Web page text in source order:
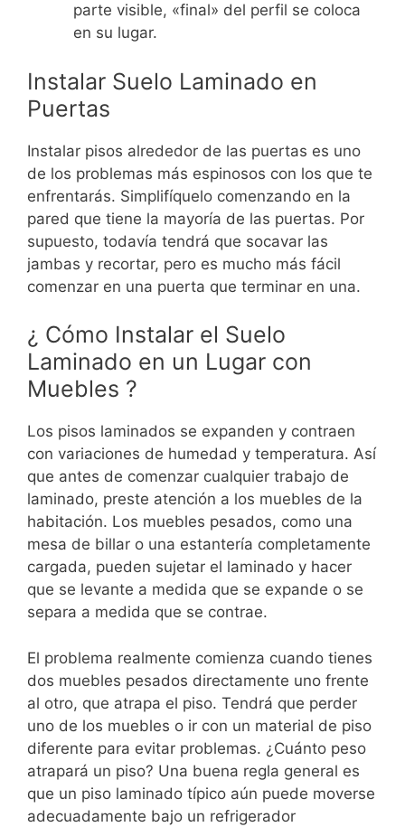
parte visible, «final» del perfil se coloca
en su lugar.
Instalar Suelo Laminado en
Puertas
Instalar pisos alrededor de las puertas es uno
de los problemas más espinosos con los que te
enfrentarás. Simplifíquelo comenzando en la
pared que tiene la mayoría de las puertas. Por
supuesto, todavía tendrá que socavar las
jambas y recortar, pero es mucho más fácil
comenzar en una puerta que terminar en una.
¿ Cómo Instalar el Suelo
Laminado en un Lugar con
Muebles ?
Los pisos laminados se expanden y contraen
con variaciones de humedad y temperatura. Así
que antes de comenzar cualquier trabajo de
laminado, preste atención a los muebles de la
habitación. Los muebles pesados, como una
mesa de billar o una estantería completamente
cargada, pueden sujetar el laminado y hacer
que se levante a medida que se expande o se
separa a medida que se contrae.
El problema realmente comienza cuando tienes
dos muebles pesados directamente uno frente
al otro, que atrapa el piso. Tendrá que perder
uno de los muebles o ir con un material de piso
diferente para evitar problemas. ¿Cuánto peso
atrapará un piso? Una buena regla general es
que un piso laminado típico aún puede moverse
adecuadamente bajo un refrigerador